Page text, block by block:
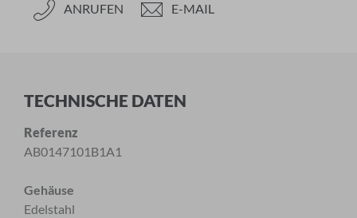
ANRUFEN E-MAIL
TECHNISCHE DATEN
Referenz
AB0147101B1A1
Gehäuse
Edelstahl